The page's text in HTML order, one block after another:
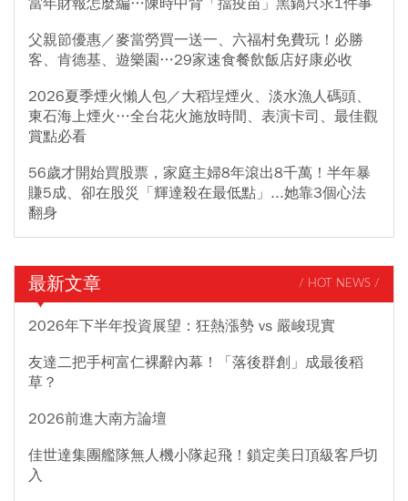
父親節優惠／麥當勞買一送一、六福村免費玩！必勝
客、肯德基、遊樂園…29家速食餐飲飯店好康必收
2026夏季煙火懶人包／大稻埕煙火、淡水漁人碼頭、
東石海上煙火…全台花火施放時間、表演卡司、最佳觀
賞點必看
56歲才開始買股票，家庭主婦8年滾出8千萬！半年暴
賺5成、卻在股災「輝達殺在最低點」...她靠3個心法
翻身
最新文章 / HOT NEWS /
2026年下半年投資展望：狂熱漲勢 vs 嚴峻現實
友達二把手柯富仁裸辭內幕！「落後群創」成最後稻
草？
2026前進大南方論壇
佳世達集團艦隊無人機小隊起飛！鎖定美日頂級客戶切
入